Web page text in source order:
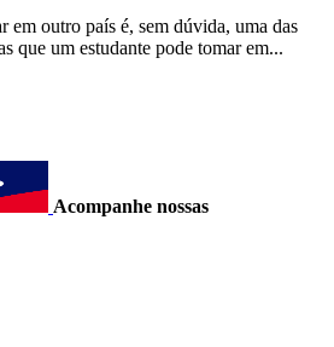
em outro país é, sem dúvida, uma das
que um estudante pode tomar em...
Acompanhe nossas